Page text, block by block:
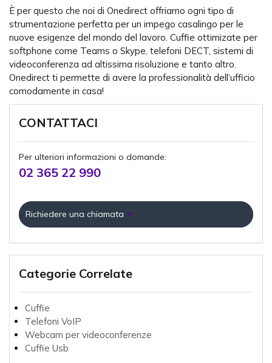
È per questo che noi di Onedirect offriamo ogni tipo di
strumentazione perfetta per un impego casalingo per le
nuove esigenze del mondo del lavoro. Cuffie ottimizate per
softphone come Teams o Skype, telefoni DECT, sistemi di
videoconferenza ad altissima risoluzione e tanto altro.
Onedirect ti permette di avere la professionalità dell’ufficio
comodamente in casa!
CONTATTACI
Per ulteriori informazioni o domande:
02 365 22 990
Richiedere una chiamata
Categorie Correlate
Cuffie
Telefoni VoIP
Webcam per videoconferenze
Cuffie Usb